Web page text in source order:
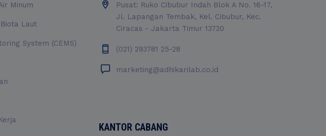
Minum
Laut
System (CEMS)
Pusat: Ruko Cibubur Indah Blok A No. 16-17,
Jl. Lapangan Tembak, Kel. Cibubur, Kec.
Ciracas - Jakarta Timur 13720
(021) 293781 25-28
marketing@adhikarilab.co.id
KANTOR CABANG